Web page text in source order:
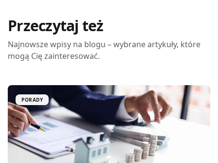
Przeczytaj też
Najnowsze wpisy na blogu – wybrane artykuły, które
mogą Cię zainteresować.
PORADY